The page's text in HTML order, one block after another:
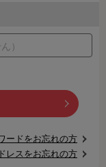
ードをお忘れの方
レスをお忘れの方